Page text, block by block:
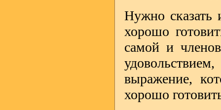
Нужно
хорошо
самой и
выражение,
хорошо